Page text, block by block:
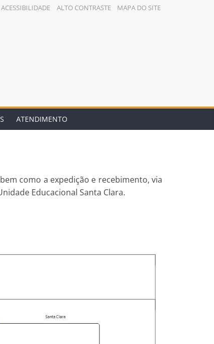
ACESSIBILIDADE ALTO CONTRASTE MAPA DO SITE
ATENDIMENTO
como a expedição e recebimento, via
Educacional Santa Clara.